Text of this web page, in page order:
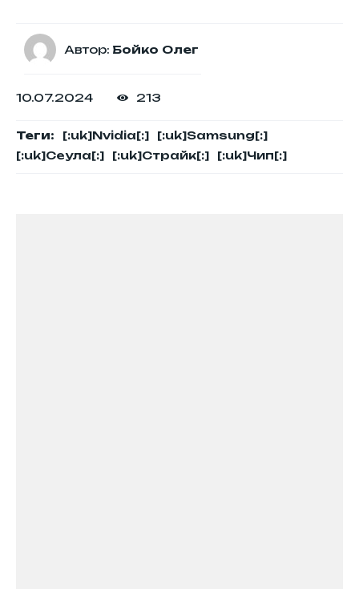
Автор: Бойко Олег
10.07.2024 213
Теги: [:uk]Nvidia[:]
[:uk]Samsung[:]
[:uk]Сеула[:]
[:uk]Страйк[:] [:uk]Чип[:]